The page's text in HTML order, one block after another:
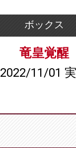
ボックス
竜皇覚醒
2022/11/01